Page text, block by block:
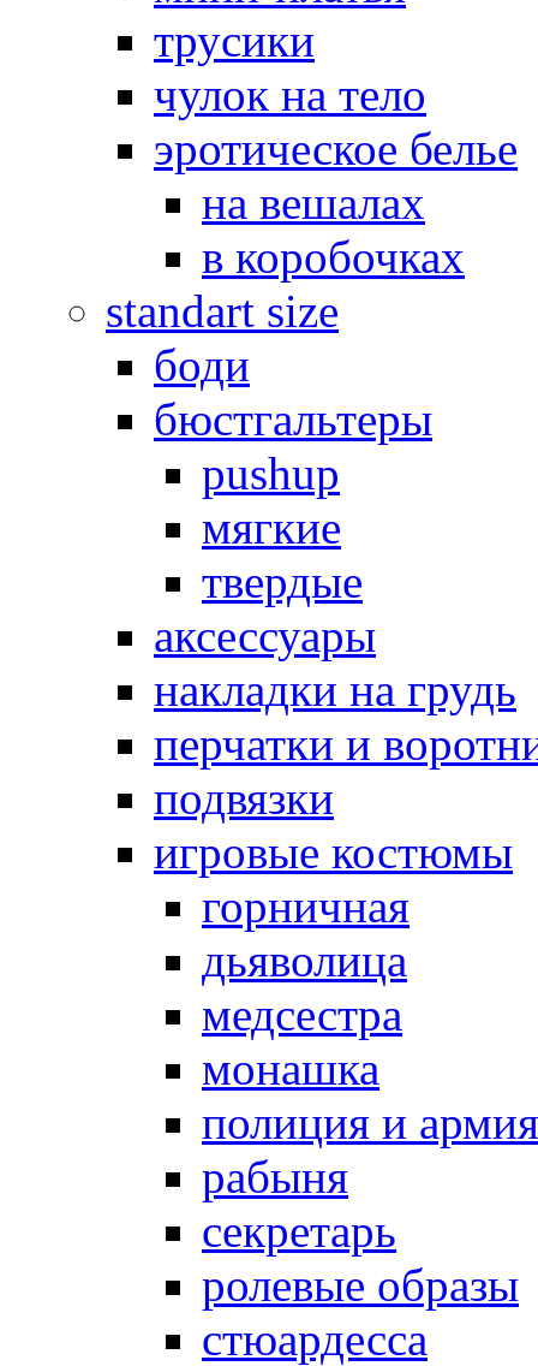
трусики
чулок на тело
эротическое белье
на вешалах
в коробочках
standart size
боди
бюстгальтеры
pushup
мягкие
твердые
аксессуары
накладки на грудь
перчатки и
подвязки
игровые костюмы
горничная
дьяволица
медсестра
монашка
полиция и армия
рабыня
секретарь
ролевые образы
стюардесса